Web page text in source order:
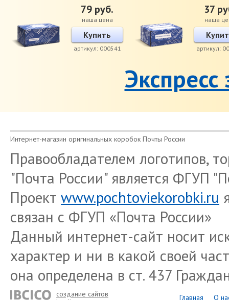
79 руб.
наша цена
Купить
артикул: 000541
37
наша
артикул:
Экспресс
Интернет-магазин оригинальных коробок Почты России
Правообладателем логотипов,
"Почта России" является ФГУП
Проект www.pochtoviekorobki.ru
связан с ФГУП «Почта России»
Данный интернет-сайт носит
характер и ни в какой своей
она определена в ст. 437
создание сайтов
Главная О